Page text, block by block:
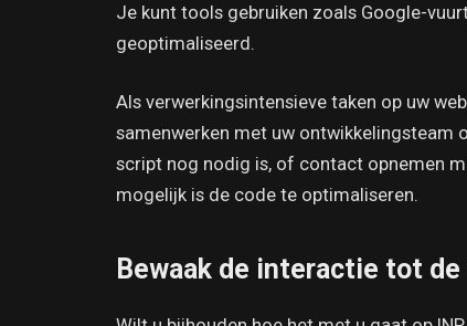
Je kunt tools gebruiken zoals Google-
geoptimaliseerd.
Als verwerkingsintensieve taken op uw
samenwerken met uw ontwikkelingsteam
script nog nodig is, of contact opnemen
mogelijk is de code te optimaliseren.
Bewaak de interactie tot